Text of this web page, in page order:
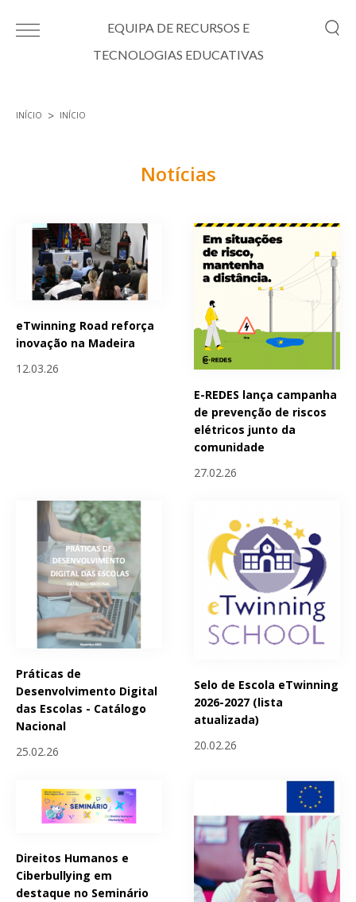
EQUIPA DE RECURSOS E
TECNOLOGIAS EDUCATIVAS
INÍCIO INÍCIO
Notícias
eTwinning Road reforça
inovação na Madeira
12.03.26
E-REDES lança campanha
de prevenção de riscos
elétricos junto da
comunidade
27.02.26
Práticas de
Desenvolvimento Digital
das Escolas - Catálogo
Nacional
25.02.26
Selo de Escola eTwinning
2026-2027 (lista
atualizada)
20.02.26
Direitos Humanos e
Ciberbullying em
destaque no Seminário
Páginas